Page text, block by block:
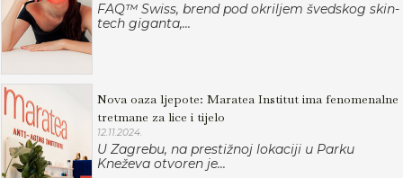
FAQ™ Swiss, brend pod okriljem švedskog skin-
tech giganta,...
Nova oaza ljepote: Maratea Institut ima fenomenalne
tretmane za lice i tijelo
12.11.2024.
U Zagrebu, na prestižnoj lokaciji u Parku
Kneževa otvoren je...